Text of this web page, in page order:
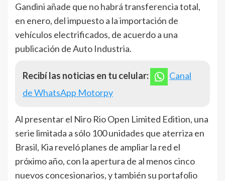
Gandini añade que no habrá transferencia total,
en enero, del impuesto a la importación de
vehículos electrificados, de acuerdo a una
publicación de Auto Industria.
Recibí las noticias en tu celular:
Canal
de WhatsApp Motorpy
Al presentar el Niro Rio Open Limited Edition, una
serie limitada a sólo 100 unidades que aterriza en
Brasil, Kia reveló planes de ampliar la red el
próximo año, con la apertura de al menos cinco
nuevos concesionarios, y también su portafolio